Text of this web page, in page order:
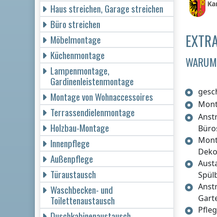
Haus streichen, Garage streichen
Büro streichen
Möbelmontage
Küchenmontage
Lampenmontage,
Gardinenleistenmontage
Montage von Wohnaccessoires
Terrassendielenmontage
Holzbau-Montage
Innenpflege
Außenpflege
Türaustausch
Waschbecken- und
Toilettenaustausch